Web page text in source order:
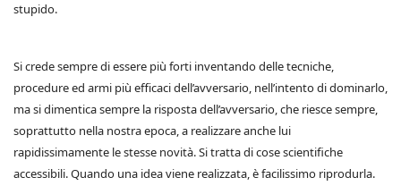
stupido.
Si crede sempre di essere più forti inventando delle tecniche,
procedure ed armi più efficaci dell’avversario, nell’intento di dominarlo,
ma si dimentica sempre la risposta dell’avversario, che riesce sempre,
soprattutto nella nostra epoca, a realizzare anche lui
rapidissimamente le stesse novità. Si tratta di cose scientifiche
accessibili. Quando una idea viene realizzata, è facilissimo riprodurla.